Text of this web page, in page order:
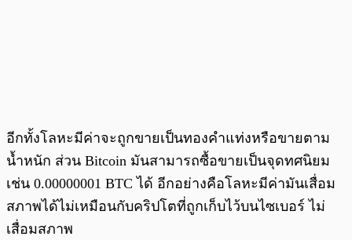
อีกทั้งโลหะมีค่าจะถูกขายเป็นทองคำแท่งหรือขายตาม
น้ำหนัก ส่วน Bitcoin มันสามารถซื้อขายเป็นจุดทศนิยม
เช่น 0.00000001 BTC ได้ อีกอย่างคือโลหะมีค่ามันเสื่อม
สภาพได้ไม่เหมือนกับคริปโตที่ถูกเก็บไว้บนไซเบอร์ ไม่
เสื่อมสภาพ